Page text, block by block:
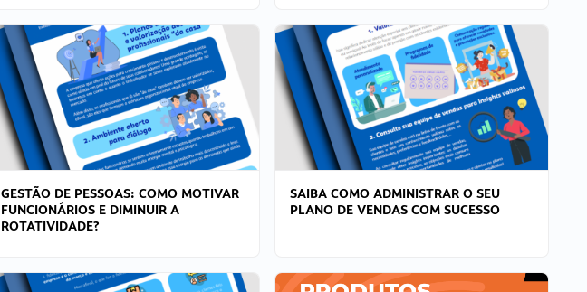
GESTÃO DE PESSOAS: COMO MOTIVAR
FUNCIONÁRIOS E DIMINUIR A
ROTATIVIDADE?
SAIBA COMO ADMINISTRAR O SEU
PLANO DE VENDAS COM SUCESSO